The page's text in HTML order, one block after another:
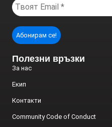
Полезни връзки
За нас
Екип
Контакти
Community Code of Conduct